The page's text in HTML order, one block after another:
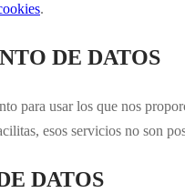
.
DE DATOS
para usar los que nos
esos servicios no son
DATOS